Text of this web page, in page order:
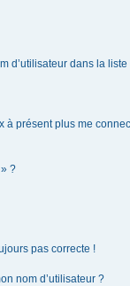
d’utilisateur dans la liste
à présent plus me
?
pas correcte !
nom d’utilisateur ?